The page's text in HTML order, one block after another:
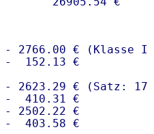
2766.00 € (Klasse I)
-  152.13 €
- 2623.29 € (Satz:
-  410.31 €
- 2502.22 €
403.58 €